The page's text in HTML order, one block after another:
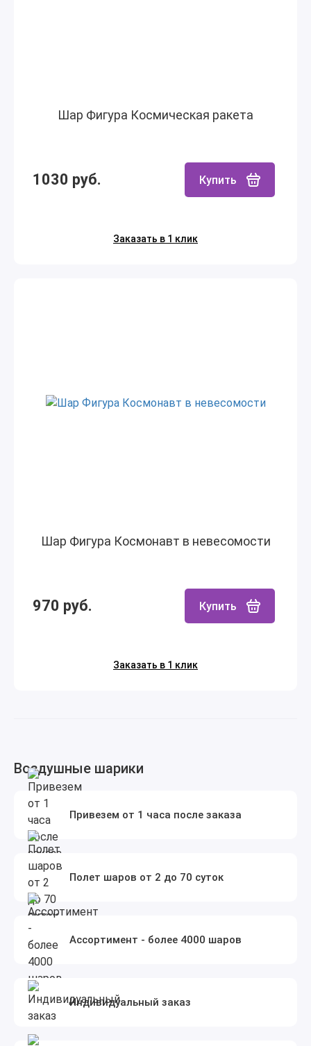
Шар Фигура Космическая ракета
1030 руб. Купить
Заказать в 1 клик
Шар Фигура Космонавт в невесомости
970 руб. Купить
Заказать в 1 клик
Воздушные шарики
Привезем от 1 часа после заказа
Полет шаров от 2 до 70 суток
Ассортимент - более 4000 шаров
Индивидуальный заказ